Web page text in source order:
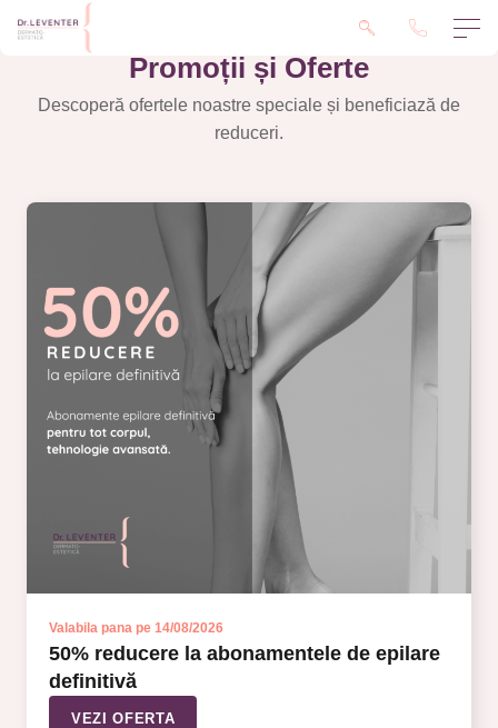
Promoții și Oferte
Descoperă ofertele noastre speciale și beneficiază de
reduceri.
Valabila pana pe 14/08/2026
50% reducere la abonamentele de epilare
definitivă
VEZI OFERTA